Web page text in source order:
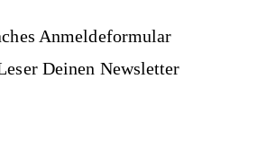
Anmeldeformular
Deinen Newsletter